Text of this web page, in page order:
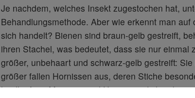
Je nachdem, welches Insekt zugestochen hat,
Behandlungsmethode. Aber wie erkennt man
sich handelt? Bienen sind braun-gelb gestreift,
ihren Stachel, was bedeutet, dass sie nur einmal
größer, unbehaart und schwarz-gelb gestreift:
größer fallen Hornissen aus, deren Stiche
landläufiger Meinung sind Hornissenstiche aber